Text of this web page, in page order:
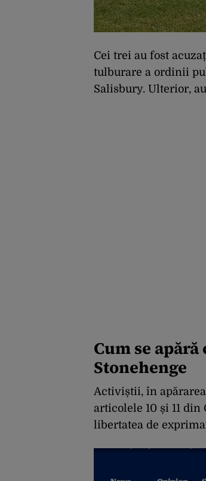
Cei trei au fost
tulburare a ordinii
Salisbury. Ulterior,
Cum se
Stonehenge
Activiștii, în
articolele 10 și 11
libertatea de